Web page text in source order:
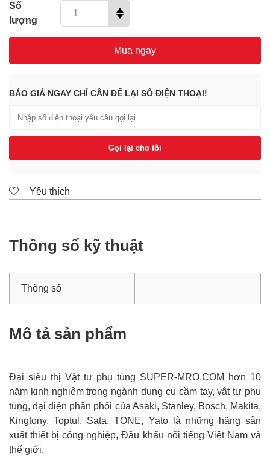
Số
lượng
Mua ngay
BÁO GIÁ NGAY CHỈ CẦN ĐỂ LẠI SỐ ĐIỆN THOẠI!
Gọi lại cho tôi
Yêu thích
Thông số kỹ thuật
Thông số
Mô tả sản phẩm
Đại siêu thị Vật tư phụ tùng SUPER-MRO.COM hơn 10
năm kinh nghiệm trong ngành dụng cụ cầm tay, vật tư phụ
tùng, đại diện phân phối của Asaki, Stanley, Bosch, Makita,
Kingtony, Toptul, Sata, TONE, Yato là những hãng sản
xuất thiết bị công nghiệp, Đầu khẩu nổi tiếng Việt Nam và
thế giới.